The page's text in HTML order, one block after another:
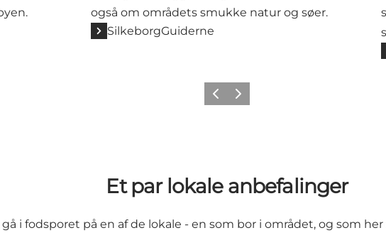
også om områdets smukke natur og søer.
SilkeborgGuiderne
ForrigeNæste
Et par lokale anbefalinger
i fodsporet på en af de lokale - en som bor i området, og som